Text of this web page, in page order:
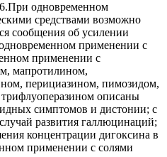
одновременном
средствами возможно
сообщения об усилении
применении с
применении с
мапротилином,
перициазином, пимозидом,
описаны
симптомов и дистонии; с
развития галлюцинаций;
концентрации дигоксина в
применении с солями